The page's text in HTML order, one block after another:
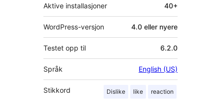
Aktive installasjoner 40+
WordPress-versjon 4.0 eller nyere
Testet opp til 6.2.0
Språk English (US)
Stikkord Dislike like reaction